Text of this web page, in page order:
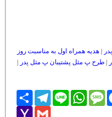
| هدیه همراه اول به مناسبت روز
| طرح پ مثل پشتیبان پ مثل پدر |
اشتراکTelegram Line
WhatsAppMessage
Yahoo Gmail